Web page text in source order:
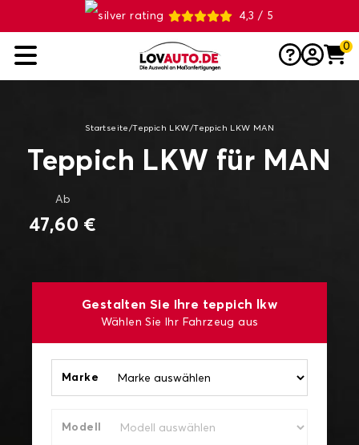
4,3 / 5
0
Startseite /Teppich LKW/Teppich LKW MAN
Teppich LKW für MAN
Ab
47,60 €
Gestalten Sie Ihre teppich lkw
Wählen Sie Ihr Fahrzeug aus
Marke
Modell